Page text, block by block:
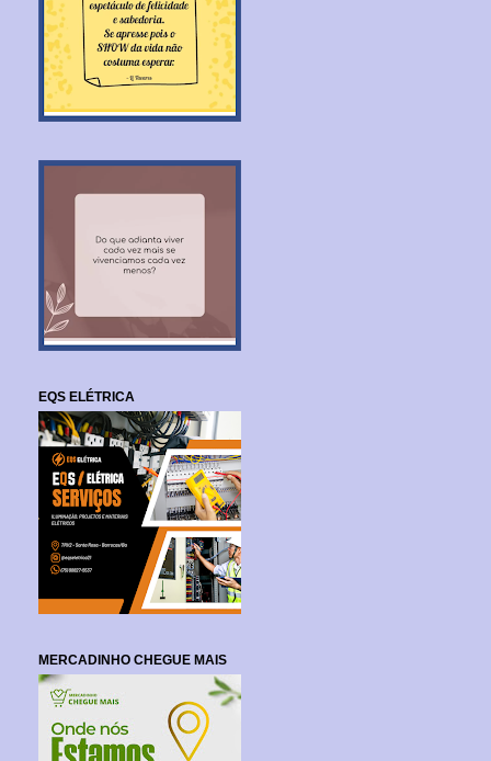
EQS ELÉTRICA
MERCADINHO CHEGUE MAIS